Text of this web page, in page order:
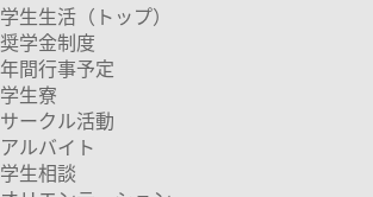
学生生活（トップ）
奨学金制度
年間行事予定
学生寮
サークル活動
アルバイト
学生相談